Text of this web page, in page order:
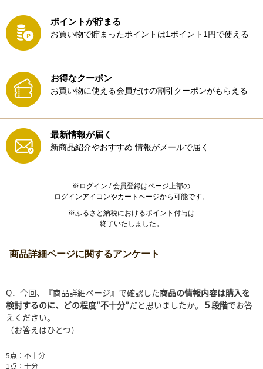
ポイントが貯まる
お買い物で貯まったポイントは1ポイント1円で使える
お得なクーポン
お買い物に使える会員だけの割引クーポンがもらえる
最新情報が届く
新商品紹介やおすすめ 情報がメールで届く
※ログイン / 会員登録はページ上部の
ログインアイコンやカートページから可能です。
※ふるさと納税におけるポイント付与は
終了いたしました。
商品詳細ページに関するアンケート